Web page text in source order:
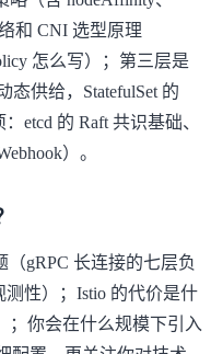
和 CNI 选型原理
怎么写）；第三层是
态供给，StatefulSet 的
etcd 的 Raft 共识基础、
）。
gRPC 长连接的七层负
性）；Istio 的代价是什
；你会在什么规模下引入